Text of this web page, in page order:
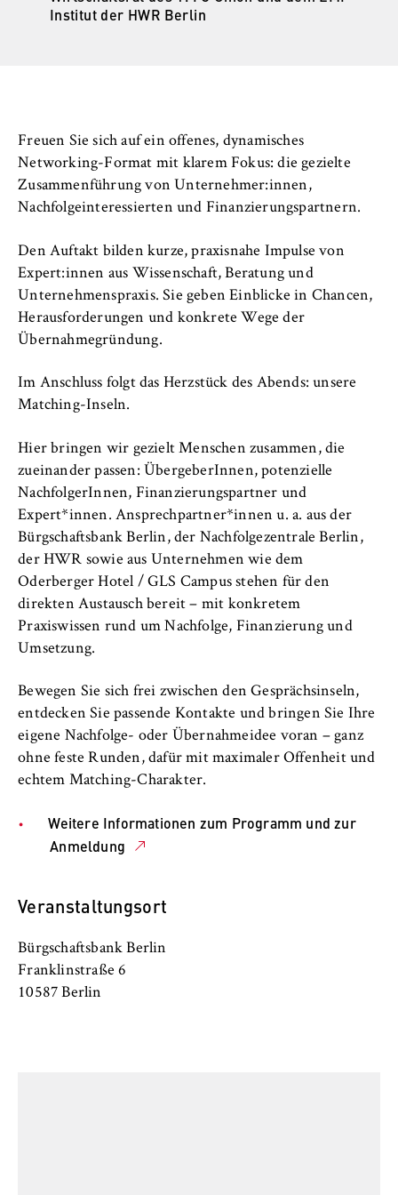
i
i
n
S
c
h
o
o
l
o
E
c
n
o
m
i
c
s
a
n
d
L
w
Institut der HWR Berlin
Freuen Sie sich auf ein offenes, dynamisches
Networking-Format mit klarem Fokus: die gezielte
Zusammenführung von Unternehmer:innen,
Nachfolgeinteressierten und Finanzierungspartnern.
Den Auftakt bilden kurze, praxisnahe Impulse von
Expert:innen aus Wissenschaft, Beratung und
Unternehmenspraxis. Sie geben Einblicke in Chancen,
Herausforderungen und konkrete Wege der
Übernahmegründung.
Im Anschluss folgt das Herzstück des Abends: unsere
Matching-Inseln.
Hier bringen wir gezielt Menschen zusammen, die
zueinander passen: ÜbergeberInnen, potenzielle
NachfolgerInnen, Finanzierungspartner und
Expert*innen. Ansprechpartner*innen u. a. aus der
Bürgschaftsbank Berlin, der Nachfolgezentrale Berlin,
der HWR sowie aus Unternehmen wie dem
Oderberger Hotel / GLS Campus stehen für den
direkten Austausch bereit – mit konkretem
Praxiswissen rund um Nachfolge, Finanzierung und
Umsetzung.
Bewegen Sie sich frei zwischen den Gesprächsinseln,
entdecken Sie passende Kontakte und bringen Sie Ihre
eigene Nachfolge- oder Übernahmeidee voran – ganz
ohne feste Runden, dafür mit maximaler Offenheit und
echtem Matching-Charakter.
Weitere Informationen zum Programm und zur
Anmeldung
Veranstaltungsort
Bürgschaftsbank Berlin
Franklinstraße 6
10587 Berlin
Anbieter:
Domäne. Dadurch wird verhindert, dass das
Cookie-Banner bei jedem erneuten Aufruf
der Website wiederholt angezeigt wird.
Cookie Laufzeit:
TYPO3 Frontend Nutzer
Name:
Anbieter:
Betreiber dieser Website
Zweck:
Dient der Identifizierung der
Browsersitzung für eingeloggte Frontend-
Benutzer (z. B. im geschützten
Mitgliederbereich). Er speichert die
Session-ID und sorgt dafür, dass der Nutzer
während des Besuchs eingeloggt bleibt.
Cookie Laufzeit:
Für die Dauer der Browsersitzung
MARKETING
Youtube
Name:
connected-devices
Anbieter:
Zweck:
Erlaubt das Anzeigen und Abspielen von
eingebetteten YouTube-Videos, wobei Daten
an Google übertragen und Cookies gesetzt
werden.